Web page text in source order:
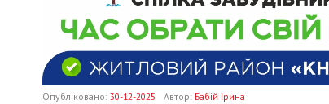
Опубліковано: 30-12-2025 Автор: Бабій Ірина